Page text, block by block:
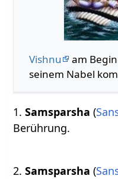
Vishnu
am
seinem Nabel
1.Samsparsha (
Berührung.
2.Samsparsha (